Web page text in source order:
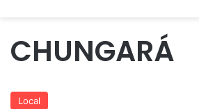
CHUNGARÁ
Local